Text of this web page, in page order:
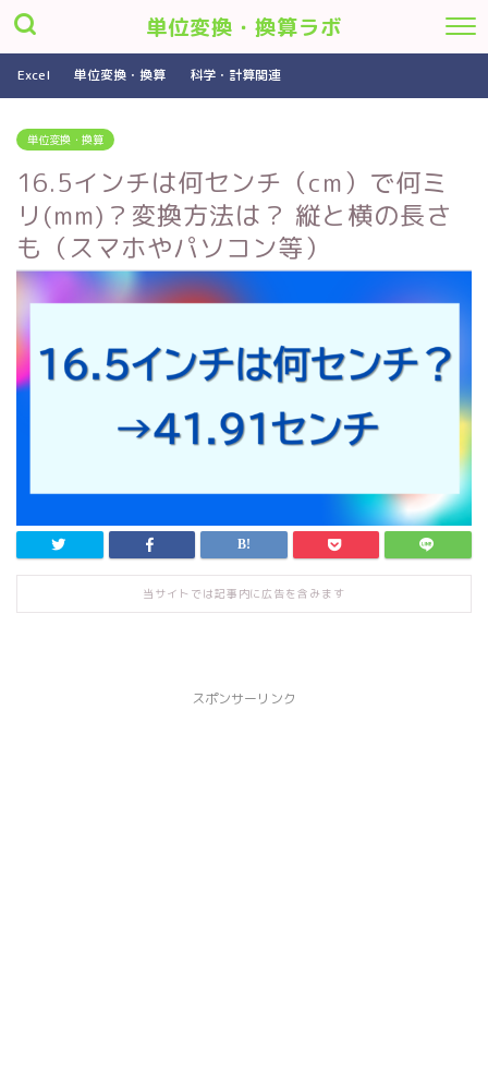
単位変換・換算ラボ
Excel 単位変換・換算 科学・計算関連
単位変換・換算
16.5インチは何センチ（cm）で何ミ
リ(mm)？変換方法は？ 縦と横の長さ
も（スマホやパソコン等）
当サイトでは記事内に広告を含みます
スポンサーリンク